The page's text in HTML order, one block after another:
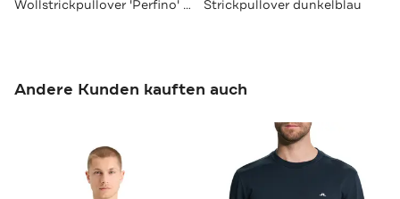
Wollstrickpullover 'Perfino' khaki Strickpullover dunkelblau
Andere Kunden kauften auch